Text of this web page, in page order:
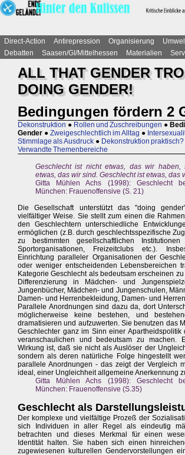
Direct-Action Antirepression Organisierung
Debatten
Saasen/GI/Mittelhessen Materialien
ALL THAT GENDER
DOING GENDER!
Bedingungen fördern 2
Dekonstruktion ● Rollen und Zuschreibungen ●
Gender ● Zweigeschlechtlich im Alltag ●
Stimmlage als Ausdruck ● Dekonstruktion praktisch?
Verwandte Themenbereiche
Geschlecht ist nicht etwas, das wir haben,
etwas, das wir sind. Geschlecht ist etwas, das
Gitta Mühlen Achs (1998): Geschlecht
München: Frauenoffensive (S. 21)
Die Gesellschaft unterstützt das "doing
vielfältiger Weise. Sie stellt zum einen die
den Geschlechtern unterschiedliche
ermöglichen (z.B. durch geschlechtsspezifische
zu bestimmten gesellschaftlichen
Sportorganisationen, Freizeitclubs etc.).
Einrichtung paralleler Organisationen der
oder weniger entscheidenden Lebensbereichen
Kategorie Geschlecht als bedeutsam erscheinen
Differenzierung in Mädchen- und
Jungenbücher, Mädchen- und Jungenschulen,
Damen- und Herrenbekleidung, Damen- und
Parallele Anordnungen sind dazu da, dort
möglicherweise keine bestehen, und
dramatisieren und aufzuwerten. Sie benutzen das
Geschlechter ganz im Sinn einer Apartheidspolitik
veranschaulichen und bedeutsam zu machen.
Wirkung ist, daß sie nicht als Auslöser der
sondern als deren natürliche Folge hingestellt
parallele Anordnungen - das zeigt der Vergleich
ideal, einer Ungleichheit allgemeine Anerkennung
Gitta Mühlen Achs (1998): Geschlecht
München: Frauenoffensive (S.35)
Geschlecht als
Der komplexe und vielfältige Prozeß der
sich Individuen in aller Regel als eindeutig
betrachten und dieses Merkmal für einen
Identität halten. Sie haben sich einen
zugewiesenen kulturellen Gendervorstellungen